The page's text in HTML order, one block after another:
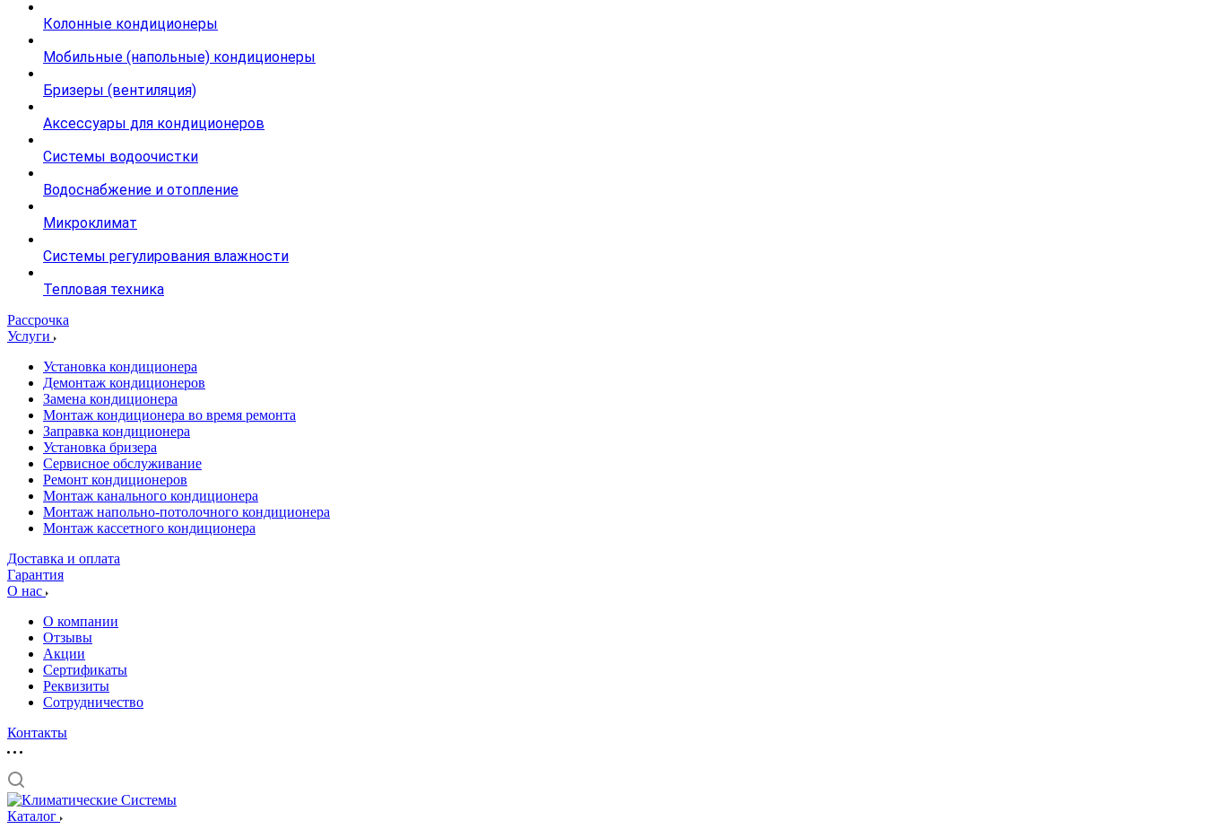
Колонные кондиционеры
Мобильные (напольные) кондиционеры
Бризеры (вентиляция)
Аксессуары для кондиционеров
Системы водоочистки
Водоснабжение и отопление
Микроклимат
Системы регулирования влажности
Тепловая техника
Рассрочка
Услуги
Установка кондиционера
Демонтаж кондиционеров
Замена кондиционера
Монтаж кондиционера во время ремонта
Заправка кондиционера
Установка бризера
Сервисное обслуживание
Ремонт кондиционеров
Монтаж канального кондиционера
Монтаж напольно-потолочного кондиционера
Монтаж кассетного кондиционера
Доставка и оплата
Гарантия
О нас
О компании
Отзывы
Акции
Cертификаты
Реквизиты
Сотрудничество
Контакты
Каталог